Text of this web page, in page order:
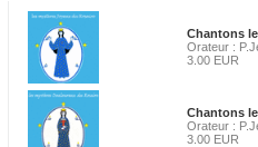
Chantons
Orateur :
3.00 EUR
Chantons
Orateur :
3.00 EUR